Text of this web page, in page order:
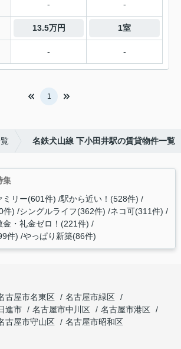
- -
13.5万円 1室
- -
1
名鉄犬山線 下小田井駅の賃貸物件一覧
集
ミリー(601件) 駅から近い！(528件)
件) シングルライフ(362件) ネコ可(311件)
金・礼金ゼロ！(221件)
件) やっぱり新築(86件)
古屋市名東区
名古屋市緑区
進市 名古屋市中川区
名古屋市港区
古屋市守山区
名古屋市昭和区